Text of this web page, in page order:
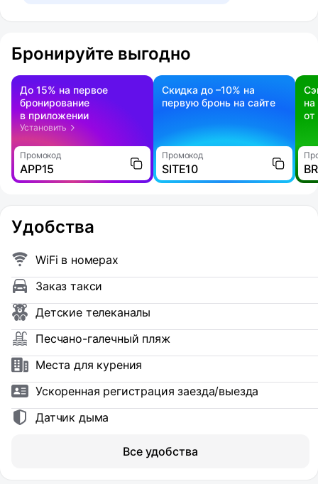
Бронируйте выгодно
До 15% на первое
бронирование
в приложении
Установить
Промокод
APP15
Скидка до –10% на
первую бронь на сайте
Промокод
SITE10
на
Удобства
WiFi в номерах
Заказ такси
Детские телеканалы
Песчано-галечный пляж
Места для курения
Ускоренная регистрация заезда/выезда
Датчик дыма
Все удобства